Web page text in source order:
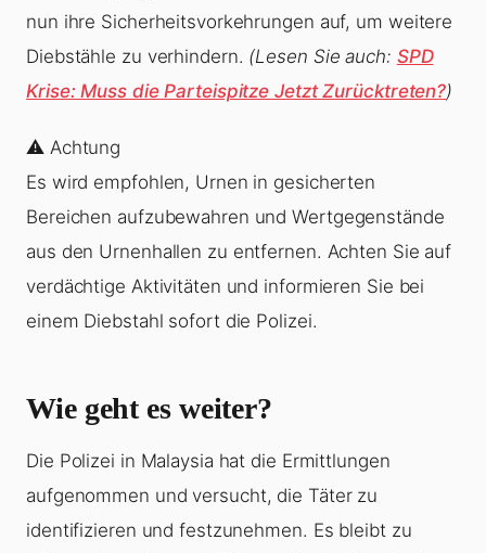
nun ihre Sicherheitsvorkehrungen auf, um weitere
Diebstähle zu verhindern. (Lesen Sie auch: SPD
Krise: Muss die Parteispitze Jetzt Zurücktreten?)
⚠️ Achtung
Es wird empfohlen, Urnen in gesicherten
Bereichen aufzubewahren und Wertgegenstände
aus den Urnenhallen zu entfernen. Achten Sie auf
verdächtige Aktivitäten und informieren Sie bei
einem Diebstahl sofort die Polizei.
Wie geht es weiter?
Die Polizei in Malaysia hat die Ermittlungen
aufgenommen und versucht, die Täter zu
identifizieren und festzunehmen. Es bleibt zu